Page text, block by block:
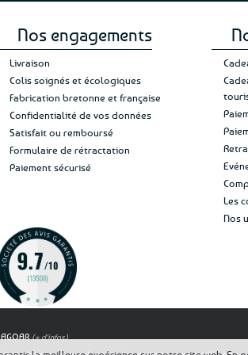
Nos engagements
Livraison
Colis soignés et écologiques
Fabrication bretonne et française
Confidentialité de vos données
Satisfait ou remboursé
Formulaire de rétractation
Paiement sécurisé
Les
Nos
(+ d'infos)